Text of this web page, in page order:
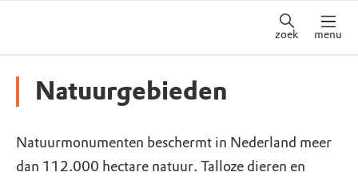
zoek menu
Natuurgebieden
Natuurmonumenten beschermt in Nederland meer
dan 112.000 hectare natuur. Talloze dieren en